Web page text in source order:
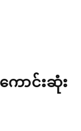
ောင်းဆုံး